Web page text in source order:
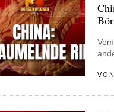
VON